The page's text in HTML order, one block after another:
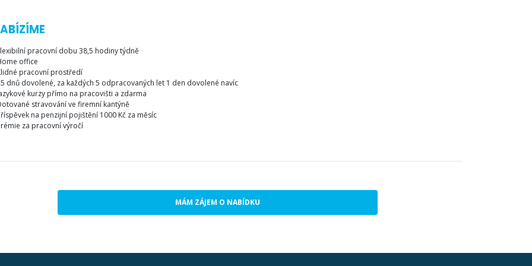
pracovní dobu 38,5 hodiny týdně
office
pracovní prostředí
dnů dovolené, za každých 5 odpracovaných let 1 den dovolené navíc
kurzy přímo na pracovišti a zdarma
stravování ve firemní kantýně
na penzijní pojištění 1000 Kč za měsíc
za pracovní výročí
MÁM ZÁJEM O NABÍDKU